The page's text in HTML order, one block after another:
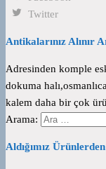
Twitter
Antikalarınız Alınır
Adresinden komple
dokuma
kalem daha bir çok
Arama:
Aldığımız